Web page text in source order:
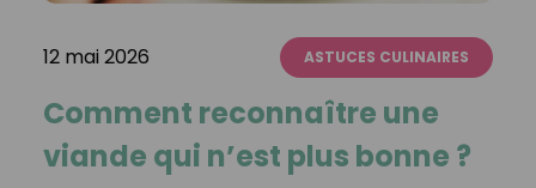
12 mai 2026 ASTUCES CULINAIRES
Comment reconnaître une
viande qui n’est plus bonne ?